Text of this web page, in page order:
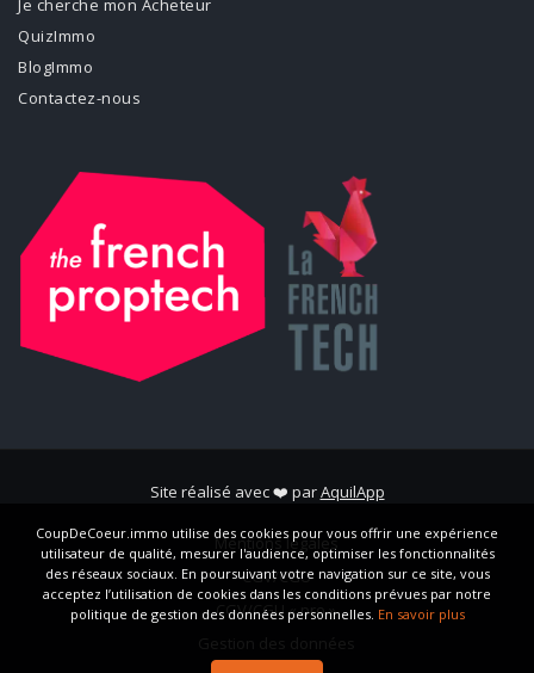
CoupDeCoeur.immo utilise des cookies pour vous offrir une expérience
utilisateur de qualité, mesurer l'audience, optimiser les fonctionnalités
des réseaux sociaux. En poursuivant votre navigation sur ce site, vous
acceptez l’utilisation de cookies dans les conditions prévues par notre
politique de gestion des données personnelles. En savoir plus
Je cherche mon Acheteur
QuizImmo
BlogImmo
Contactez-nous
Site réalisé avec ❤️ parAquilApp
Mentions légales
CGV/CGU
CGV/CGU « pro »